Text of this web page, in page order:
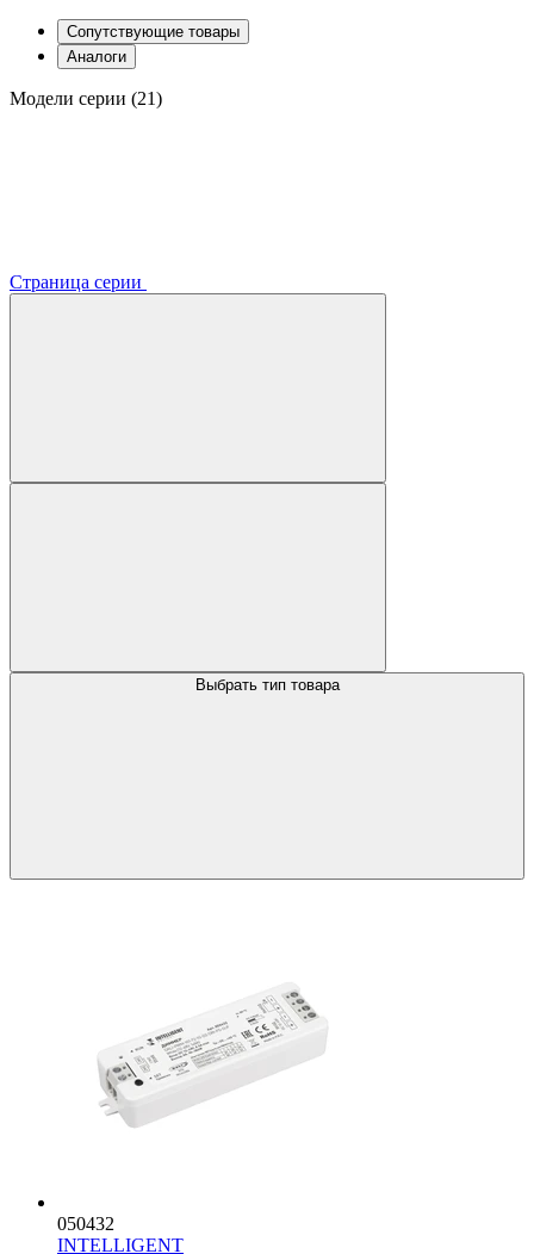
Сопутствующие товары
Аналоги
Модели серии (21)
Страница серии
Выбрать тип товара
050432
INTELLIGENT